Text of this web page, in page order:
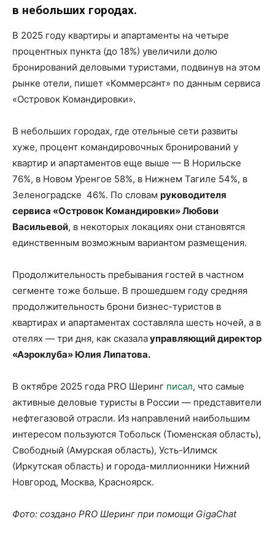
в небольших городах.
В 2025 году квартиры и апартаменты на четыре
процентных пункта (до 18%) увеличили долю
бронирований деловыми туристами, подвинув на этом
рынке отели, пишет «Коммерсант» по данным сервиса
«Островок Командировки».
В небольших городах, где отельные сети развиты
хуже, процент командировочных бронирований у
квартир и апартаментов еще выше — В Норильске
76%, в Новом Уренгое 58%, в Нижнем Тагиле 54%, в
Зеленоградске 46%. По словам руководителя
сервиса «Островок Командировки» Любови
Васильевой, в некоторых локациях они становятся
единственным возможным вариантом размещения.
Продолжительность пребывания гостей в частном
сегменте тоже больше. В прошедшем году средняя
продолжительность брони бизнес-туристов в
квартирах и апартаментах составляла шесть ночей, а в
отелях — три дня, как сказалауправляющий директор
«Аэроклуба» Юлия Липатова.
В октябре 2025 года PRO Шеринг писал, что самые
активные деловые туристы в России — представители
нефтегазовой отрасли. Из направлений наибольшим
интересом пользуются Тобольск (Тюменская область),
Свободный (Амурская область), Усть-Илимск
(Иркутская область) и города-миллионники Нижний
Новгород, Москва, Красноярск.
Фото: создано PRO Шеринг при помощи GigaChat